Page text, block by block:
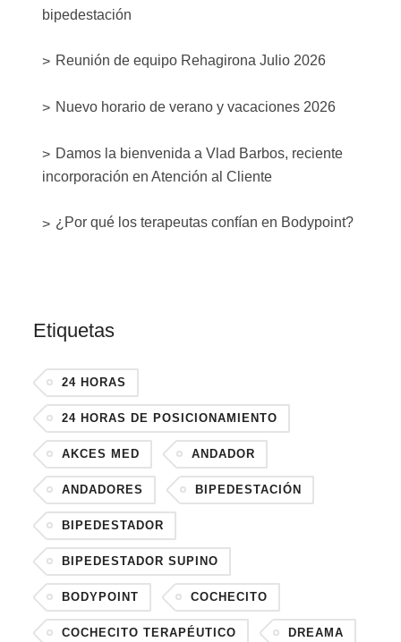
bipedestación
Reunión de equipo Rehagirona Julio 2026
Nuevo horario de verano y vacaciones 2026
Damos la bienvenida a Vlad Barbos, reciente
incorporación en Atención al Cliente
¿Por qué los terapeutas confían en Bodypoint?
Etiquetas
24 HORAS
24 HORAS DE POSICIONAMIENTO
AKCES MED ANDADOR
ANDADORES BIPEDESTACIÓN
BIPEDESTADOR
BIPEDESTADOR SUPINO
BODYPOINT COCHECITO
COCHECITO TERAPÉUTICO DREAMA